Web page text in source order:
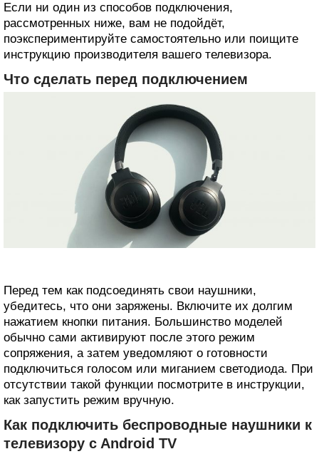
Если ни один из способов подключения,
рассмотренных ниже, вам не подойдёт,
поэкспериментируйте самостоятельно или поищите
инструкцию производителя вашего телевизора.
Что сделать перед подключением
Перед тем как подсоединять свои наушники,
убедитесь, что они заряжены. Включите их долгим
нажатием кнопки питания. Большинство моделей
обычно сами активируют после этого режим
сопряжения, а затем уведомляют о готовности
подключиться голосом или миганием светодиода. При
отсутствии такой функции посмотрите в инструкции,
как запустить режим вручную.
Как подключить беспроводные наушники к
телевизору c Android TV